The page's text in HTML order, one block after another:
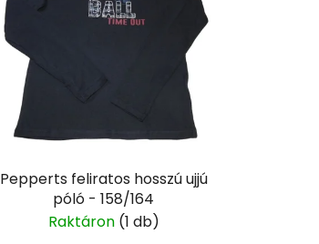
Pepperts feliratos hosszú ujjú
póló - 158/164
Raktáron (1 db)